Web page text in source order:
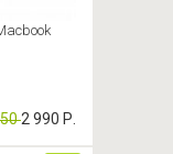
2 990 Р.